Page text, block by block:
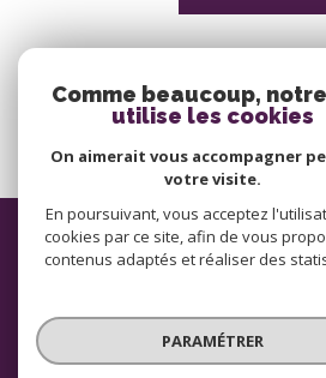
© 2026 | Tous droits réservés |
Google |
Comme beaucoup,
utilise les cookies
On aimerait vous accompagner
votre visite.
En poursuivant, vous acceptez
cookies par ce site, afin de vous
contenus adaptés et réaliser des
PARAMÉTRER